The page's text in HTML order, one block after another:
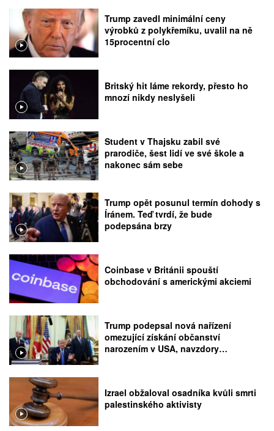
Trump zavedl minimální ceny
výrobků z polykřemíku, uvalil na ně
15procentní clo
Britský hit láme rekordy, přesto ho
mnozí nikdy neslyšeli
Student v Thajsku zabil své
prarodiče, šest lidí ve své škole a
nakonec sám sebe
Trump opět posunul termín dohody s
Íránem. Teď tvrdí, že bude
podepsána brzy
Coinbase v Británii spouští
obchodování s americkými akciemi
Trump podepsal nová nařízení
omezující získání občanství
narozením v USA, navzdory
Izrael obžaloval osadníka kvůli smrti
palestinského aktivisty